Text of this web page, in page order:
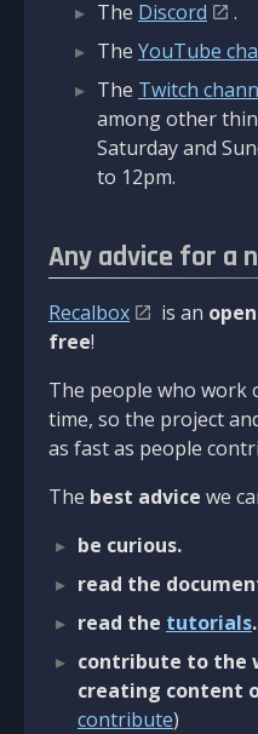
The Discord
.
The YouTube
The Twitch
among other
Saturday and
to 12pm.
Any advice for a
Recalbox is an
free!
The people who work
time, so the project
as fast as people
The best advice we
be curious.
read the
read the tutorials.
contribute to the
creating content
contribute)